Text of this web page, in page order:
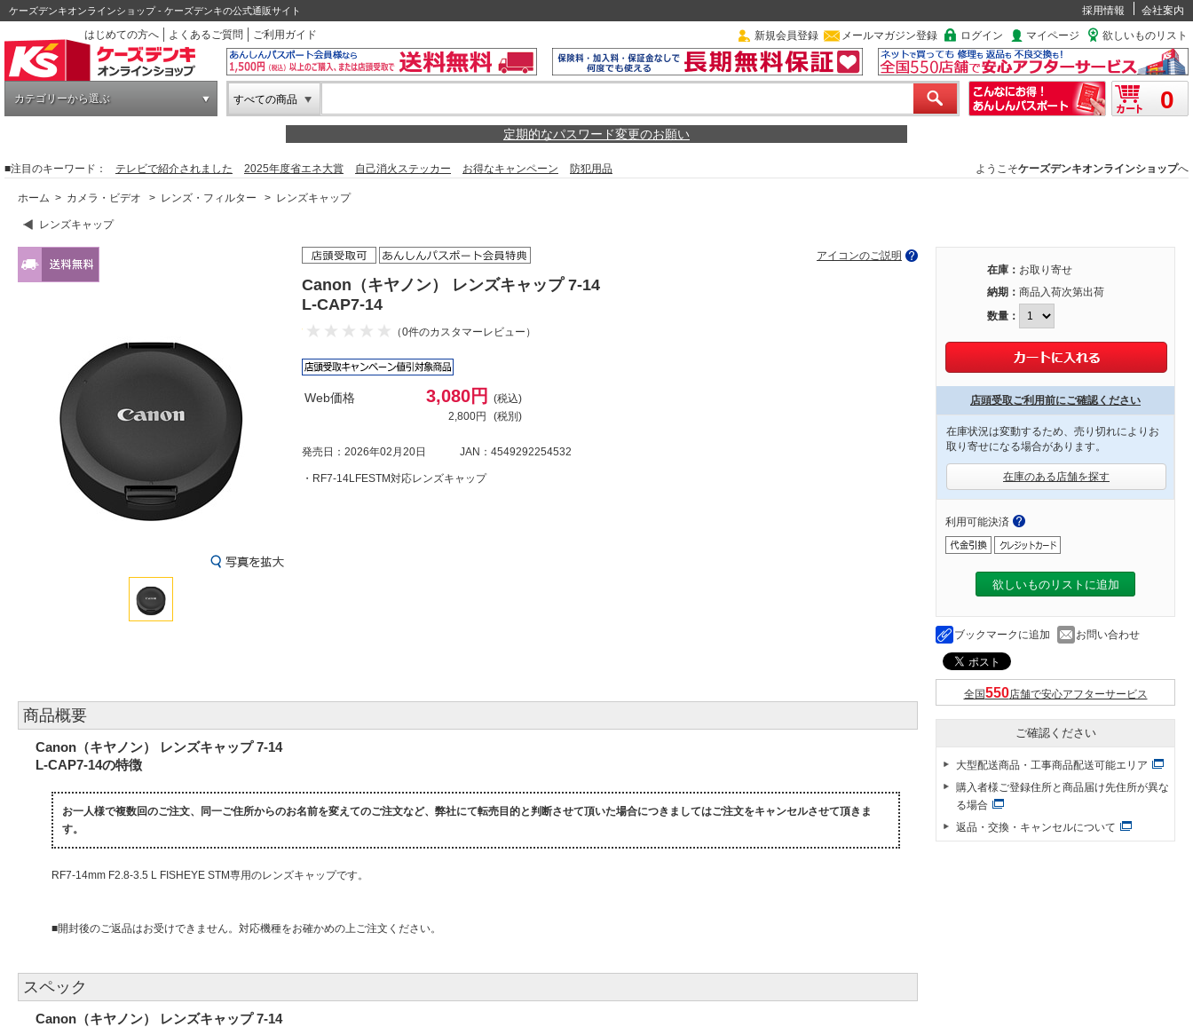
ケーズデンキオンラインショップ - ケーズデンキの公式通販サイト 採用情報
会社案内
はじめての方へ
よくあるご質問 ご利用ガイド 新規会員登録 メールマガジン登録 ログイン マイページ 欲しいものリスト
カテゴリーから選ぶ すべての商品 0
定期的なパスワード変更のお願い
■注目のキーワード： テレビで紹介されました 2025年度省エネ大賞 自己消火ステッカー お得なキャンペーン 防犯用品 ようこそケーズデンキオンラインショップへ
ホーム > カメラ・ビデオ > レンズ・フィルター > レンズキャップ
レンズキャップ
アイコンのご説明
Canon（キヤノン） レンズキャップ 7-14
L-CAP7-14
（0件のカスタマーレビュー）
Web価格 3,080円
(税込)
2,800円
(税別)
発売日：2026年02月20日 JAN：4549292254532
・RF7-14LFESTM対応レンズキャップ
商品概要
Canon（キヤノン） レンズキャップ 7-14
L-CAP7-14の特徴
お一人様で複数回のご注文、同一ご住所からのお名前を変えてのご注文など、弊社にて転売目的と判断させて頂いた場合につきましてはご注文をキャンセルさせて頂きま
す。
RF7-14mm F2.8-3.5 L FISHEYE STM専用のレンズキャップです。
■開封後のご返品はお受けできません。対応機種をお確かめの上ご注文ください。
スペック
Canon（キヤノン） レンズキャップ 7-14
在庫： お取り寄せ
納期： 商品入荷次第出荷
数量：
店頭受取ご利用前にご確認ください
在庫状況は変動するため、売り切れによりお
取り寄せになる場合があります。
在庫のある店舗を探す
利用可能決済
欲しいものリストに追加
ブックマークに追加 お問い合わせ
全国 店舗で安心アフターサービス
ご確認ください
大型配送商品・工事商品配送可能エリア
購入者様ご登録住所と商品届け先住所が異な
る場合
返品・交換・キャンセルについて